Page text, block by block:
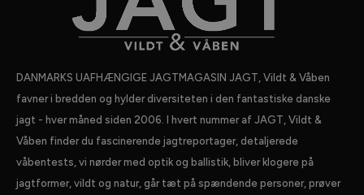
DANMARKS UAFHÆNGIGE JAGTMAGASIN JAGT, Vildt & Våben
favner i bredden og hylder diversiteten i den fantastiske danske
jagt - hver måned siden 2006. I hvert nummer af JAGT, Vildt &
Våben finder du fascinerende jagtreportager, detaljerede
våbentests, vi nørder med optik og ballistik, bliver klogere på
jagtformer, vildt og natur, går tæt på spændende personer, prøver